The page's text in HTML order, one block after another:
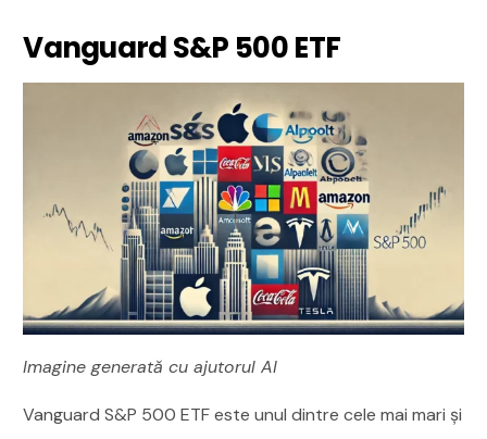
Vanguard S&P 500 ETF
Imagine generată cu ajutorul AI
Vanguard S&P 500 ETF este unul dintre cele mai mari și